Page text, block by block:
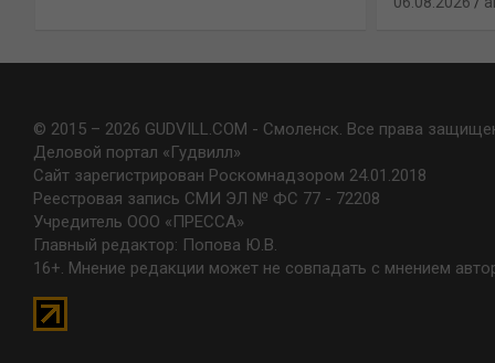
© 2015 – 2026 GUDVILL.COM - Смоленск. Все права
Деловой портал «Гудвилл»
Сайт зарегистрирован Роскомнадзором 24.01.2018
Реестровая запись СМИ ЭЛ № ФС 77 - 72208
Учредитель ООО «ПРЕССА»
Главный редактор: Попова Ю.В.
16+. Мнение редакции может не совпадать с мнением